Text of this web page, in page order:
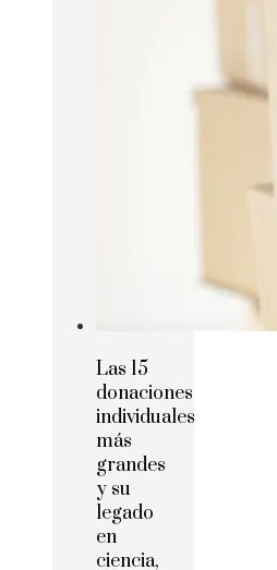
Las 15
donaciones
individuales
más
grandes
y su
legado
en
ciencia,